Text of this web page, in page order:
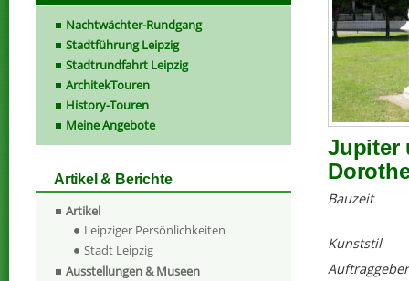
Jupiter
Bauzeit
Kunststil
Auftraggeber
Nachtwächter-Rundgang
Stadtführung Leipzig
Stadtrundfahrt Leipzig
ArchitekTouren
History-Touren
Meine Angebote
Artikel & Berichte
Artikel
Leipziger Persönlichkeiten
Stadt Leipzig
Ausstellungen & Museen